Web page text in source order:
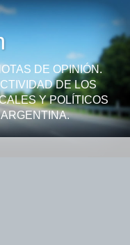
DE OPINIÓN.
DE LOS
Y POLÍTICOS